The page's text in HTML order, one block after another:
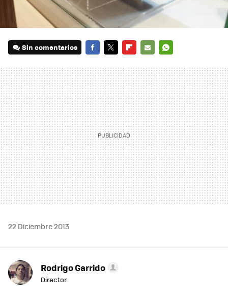
Sin comentarios
MAIL
22 Diciembre 2013
Rodrigo Garrido
Director